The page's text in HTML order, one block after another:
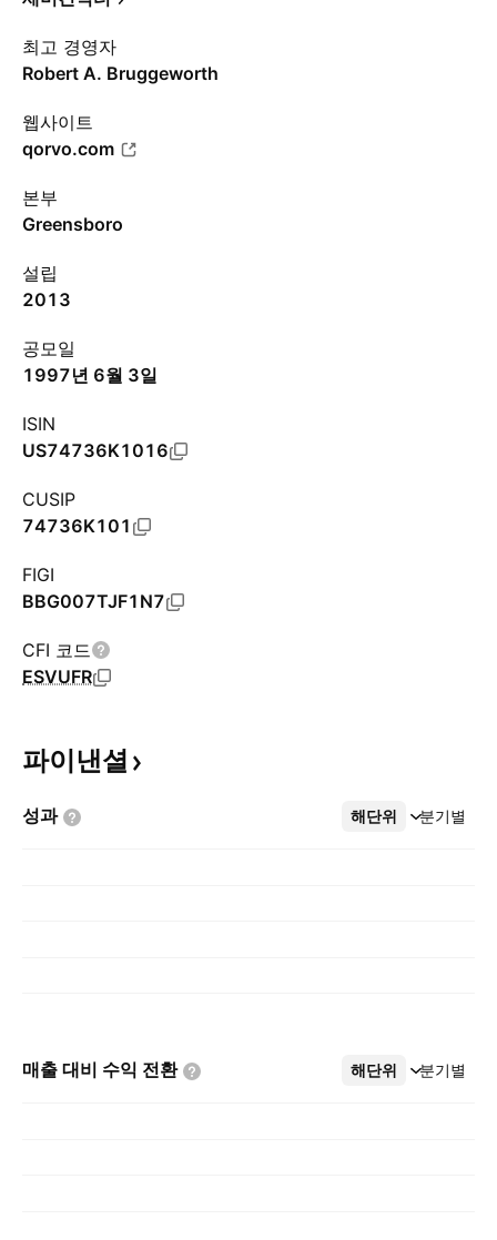
최고 경영자
Robert A. Bruggeworth
웹사이트
qorvo.com
본부
Greensboro
설립
2013
공모일
1997년 6월 3일
ISIN
US74736K1016
CUSIP
74736K101
FIGI
BBG007TJF1N7
CFI 코드
ESVUFR
파이낸셜
성과 해단위 분기별
더보기
매출 대비 수익 전환 해단위 분기별
더보기